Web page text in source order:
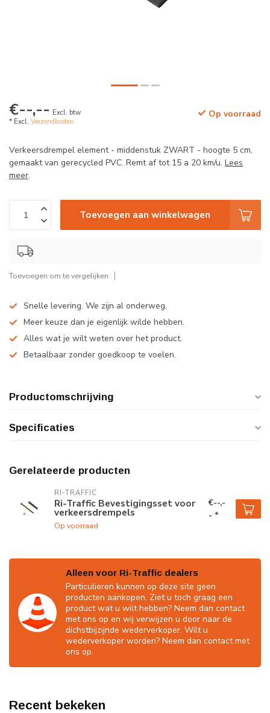
€--,-- Excl. btw
* Excl. Verzendkosten
Op voorraad
Verkeersdrempel element - middenstuk ZWART - hoogte 5 cm,
gemaakt van gerecycled PVC. Remt af tot 15 a 20 km/u. Lees
meer.
Toevoegen aan winkelwagen
Toevoegen om te vergelijken
Snelle levering. We zijn al onderweg.
Meer keuze dan je eigenlijk wilde hebben.
Alles wat je wilt weten over het product.
Betaalbaar zonder goedkoop te voelen.
Productomschrijving
Specificaties
Gerelateerde producten
RI-TRAFFIC
Ri-Traffic Bevestigingsset voor
verkeersdrempels
Op voorraad
€--,-
- *
Alleen voor Ri-Traffic dealers
Particulieren kunnen op deze site geen
producten aankopen. Ziet u toch graag een
product wat u wilt hebben? Neem dan contact
met ons op en wij verwijzen u door naar de
dichstbijzijnde wederverkoper. Wilt u
wederverkoper worden? Neem dan contact met
ons op.
Recent bekeken